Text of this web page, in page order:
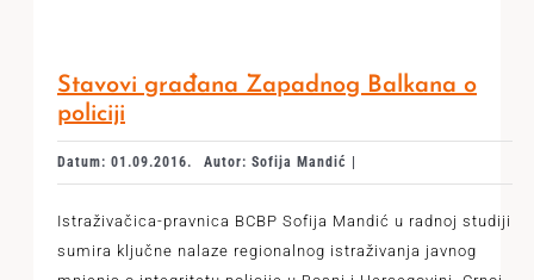
Stavovi građana Zapadnog Balkana o
policiji
Datum: 01.09.2016. Autor: Sofija Mandić |
Istraživačica-pravnica BCBP Sofija Mandić u radnoj studiji
sumira ključne nalaze regionalnog istraživanja javnog